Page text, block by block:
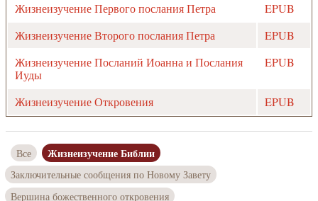
Жизнеизучение Первого послания Петра
EPUB
Жизнеизучение Второго послания Петра
EPUB
Жизнеизучение Посланий Иоанна и Послания
Иуды
EPUB
Жизнеизучение Откровения EPUB
Все Жизнеизучение Библии
Заключительные сообщения по Новому Завету
Вершина божественного откровения